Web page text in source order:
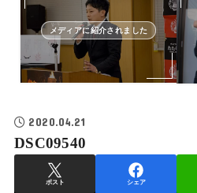
メディアに紹介されました
2020.04.21
DSC09540
ポスト シェア